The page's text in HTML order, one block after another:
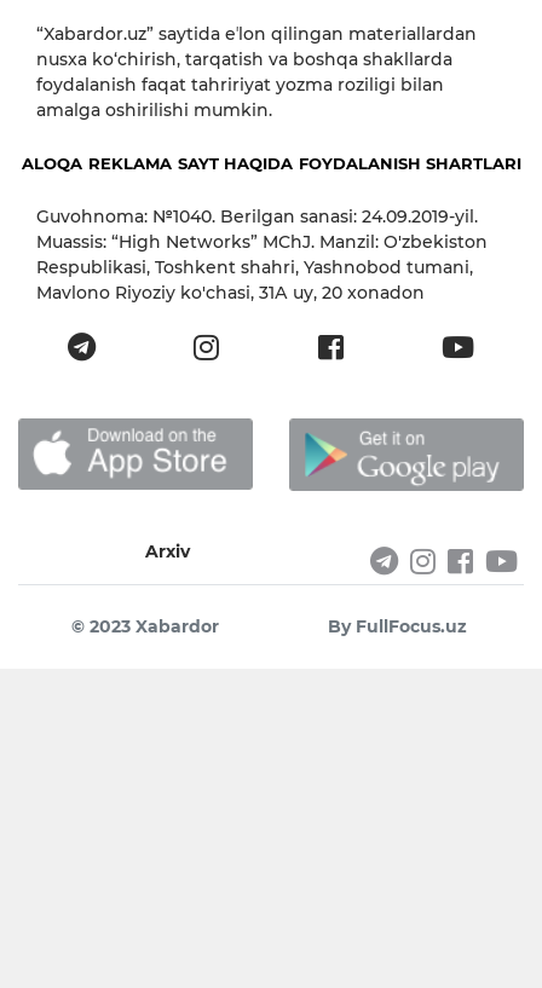
“Xabardor.uz” saytida eʼlon qilingan materiallardan
nusxa ko‘chirish, tarqatish va boshqa shakllarda
foydalanish faqat tahririyat yozma roziligi bilan
amalga oshirilishi mumkin.
ALOQA REKLAMA SAYT HAQIDA FOYDALANISH SHARTLARI
Guvohnoma: №1040. Berilgan sanasi: 24.09.2019-yil.
Muassis: “High Networks” MChJ. Manzil: O'zbekiston
Respublikasi, Toshkent shahri, Yashnobod tumani,
Mavlono Riyoziy ko'chasi, 31А uy, 20 xonadon
Arxiv
© 2023 Xabardor By FullFocus.uz